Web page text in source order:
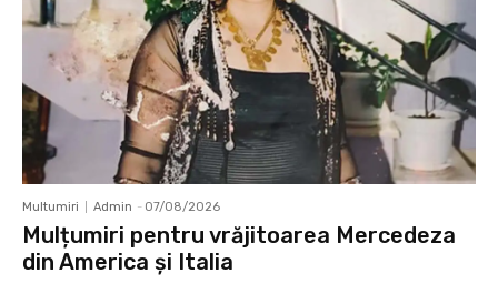
Multumiri Admin - 07/08/2026
Mulțumiri pentru vrăjitoarea Mercedeza
din America și Italia